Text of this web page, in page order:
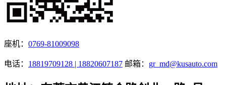
座机： 0769-81009098
电话： 18819709128 | 18820607187 邮箱： gr_md@kusauto.com